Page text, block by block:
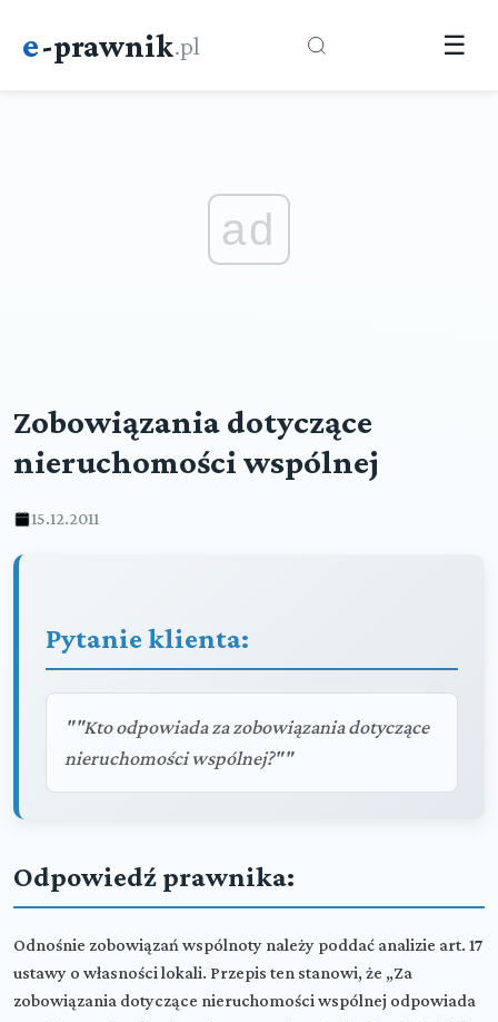
e-prawnik.pl ☰
ad
Zobowiązania dotyczące
nieruchomości wspólnej
15.12.2011
Pytanie klienta:
""Kto odpowiada za zobowiązania dotyczące
nieruchomości wspólnej?""
Odpowiedź prawnika:
Odnośnie zobowiązań wspólnoty należy poddać analizie art. 17
ustawy o własności lokali. Przepis ten stanowi, że „Za
zobowiązania dotyczące nieruchomości wspólnej odpowiada